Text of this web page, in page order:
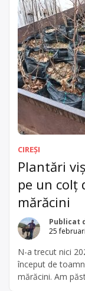
CIREȘI
Plantări
pe un colț
mărăcini
Publicat
25
N-a trecut nici
început de
mărăcini. Am